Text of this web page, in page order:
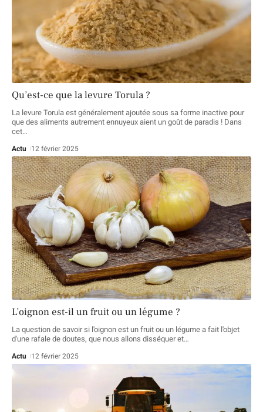
Qu’est-ce que la levure Torula ?
La levure Torula est généralement ajoutée sous sa forme inactive pour
que des aliments autrement ennuyeux aient un goût de paradis ! Dans
cet…
Actu 12 février 2025
L’oignon est-il un fruit ou un légume ?
La question de savoir si l'oignon est un fruit ou un légume a fait l'objet
d'une rafale de doutes, que nous allons disséquer et…
Actu 12 février 2025